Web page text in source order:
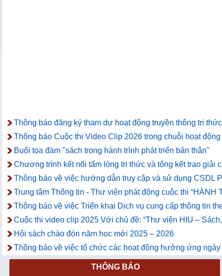
Thông báo đăng ký tham dự hoạt động truyền thông tri
Thông báo Cuộc thi Video Clip 2026 trong chuỗi hoạt
Buổi tọa đàm "sách trong hành trình phát triển bản thân"
Chương trình kết nối tấm lòng tri thức và tổng kết trao giải
Thông báo về việc hướng dẫn truy cập và sử dụng CSDL
Trung tâm Thông tin - Thư viện phát động cuộc thi
Thông báo về việc Triển khai Dịch vụ cung cấp thông tin
Cuộc thi video clip 2025 Với chủ đề: “Thư viện HIU –
Hội sách chào đón năm học mới 2025 – 2026
Thông báo về việc tổ chức các hoạt động hưởng ứng
THÔNG BÁO